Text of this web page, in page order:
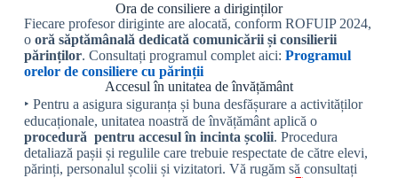
Ora de consiliere a diriginților
Fiecare profesor diriginte are alocată, conform ROFUIP 2024,
o oră săptămânală dedicată comunicării și consilierii
părinților. Consultați programul complet aici: Programul
orelor de consiliere cu părinții
Accesul în unitatea de învățământ
‣ Pentru a asigura siguranța și buna desfășurare a activităților
educaționale, unitatea noastră de învățământ aplică o
procedură pentru accesul în incinta școlii. Procedura
detaliază pașii și regulile care trebuie respectate de către elevi,
părinți, personalul școlii și vizitatori. Vă rugăm să consultați